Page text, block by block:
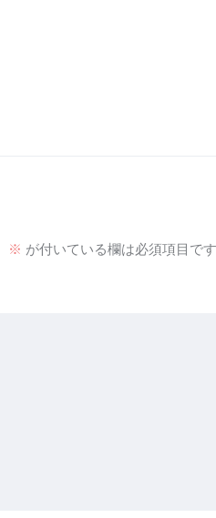
※ が付いている欄は必須項目です